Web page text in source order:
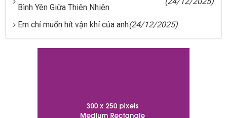
Bình Yên Giữa Thiên Nhiên
Em chỉ muốn hít vận khí của anh(24/12/2025)